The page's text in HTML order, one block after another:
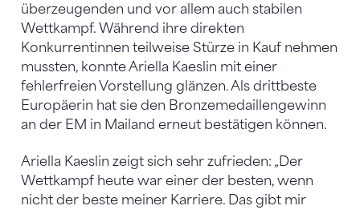
überzeugenden und vor allem auch stabilen
Wettkampf. Während ihre direkten
Konkurrentinnen teilweise Stürze in Kauf nehmen
mussten, konnte Ariella Kaeslin mit einer
fehlerfreien Vorstellung glänzen. Als drittbeste
Europäerin hat sie den Bronzemedaillengewinn
an der EM in Mailand erneut bestätigen können.
Ariella Kaeslin zeigt sich sehr zufrieden: „Der
Wettkampf heute war einer der besten, wenn
nicht der beste meiner Karriere. Das gibt mir